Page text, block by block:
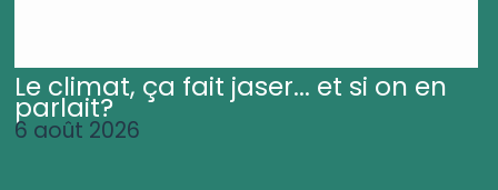
Le climat, ça fait jaser... et si on en
parlait?
6 août 2026